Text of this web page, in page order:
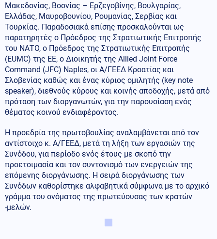
Μακεδονίας, Βοσνίας – Ερζεγοβίνης, Βουλγαρίας,
Ελλάδας, Μαυροβουνίου, Ρουμανίας, Σερβίας και
Τουρκίας. Παραδοσιακά επίσης προσκαλούνται ως
παρατηρητές ο Πρόεδρος της Στρατιωτικής Επιτροπής
του ΝΑΤΟ, ο Πρόεδρος της Στρατιωτικής Επιτροπής
(EUMC) της ΕΕ, ο Διοικητής της Allied Joint Force
Command (JFC) Naples, οι A/ΓΕΕΔ Κροατίας και
Σλοβενίας καθώς και ένας κύριος ομιλητής (key note
speaker), διεθνούς κύρους και κοινής αποδοχής, μετά από
πρόταση των διοργανωτών, για την παρουσίαση ενός
θέματος κοινού ενδιαφέροντος.
Η προεδρία της πρωτοβουλίας αναλαμβάνεται από τον
αντίστοιχο κ. Α/ΓΕΕΔ, μετά τη λήξη των εργασιών της
Συνόδου, για περίοδο ενός έτους με σκοπό την
προετοιμασία και τον συντονισμό των ενεργειών της
επόμενης διοργάνωσης. Η σειρά διοργάνωσης των
Συνόδων καθορίστηκε αλφαβητικά σύμφωνα με το αρχικό
γράμμα του ονόματος της πρωτεύουσας των κρατών
-μελών.